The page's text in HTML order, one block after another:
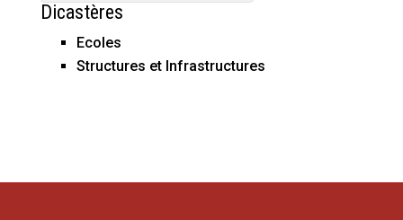
Dicastères
Ecoles
Structures et Infrastructures